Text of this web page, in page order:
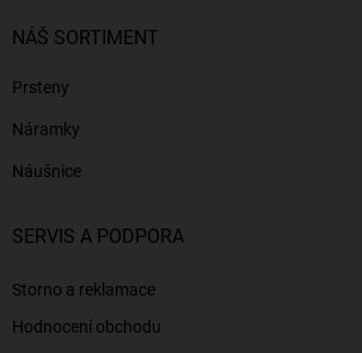
NÁŠ SORTIMENT
Prsteny
Náramky
Náušnice
SERVIS A PODPORA
Storno a reklamace
Hodnocení obchodu